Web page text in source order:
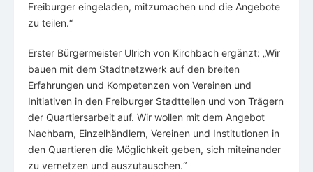
Freiburger eingeladen, mitzumachen und die Angebote
zu teilen.“
Erster Bürgermeister Ulrich von Kirchbach ergänzt: „Wir
bauen mit dem Stadtnetzwerk auf den breiten
Erfahrungen und Kompetenzen von Vereinen und
Initiativen in den Freiburger Stadtteilen und von Trägern
der Quartiersarbeit auf. Wir wollen mit dem Angebot
Nachbarn, Einzelhändlern, Vereinen und Institutionen in
den Quartieren die Möglichkeit geben, sich miteinander
zu vernetzen und auszutauschen.“